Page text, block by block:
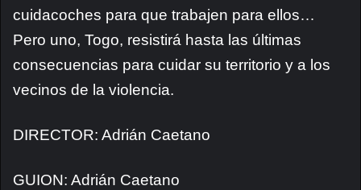
cuidacoches para que trabajen para ellos…
Pero uno, Togo, resistirá hasta las últimas
consecuencias para cuidar su territorio y a los
vecinos de la violencia.
DIRECTOR: Adrián Caetano
GUION: Adrián Caetano